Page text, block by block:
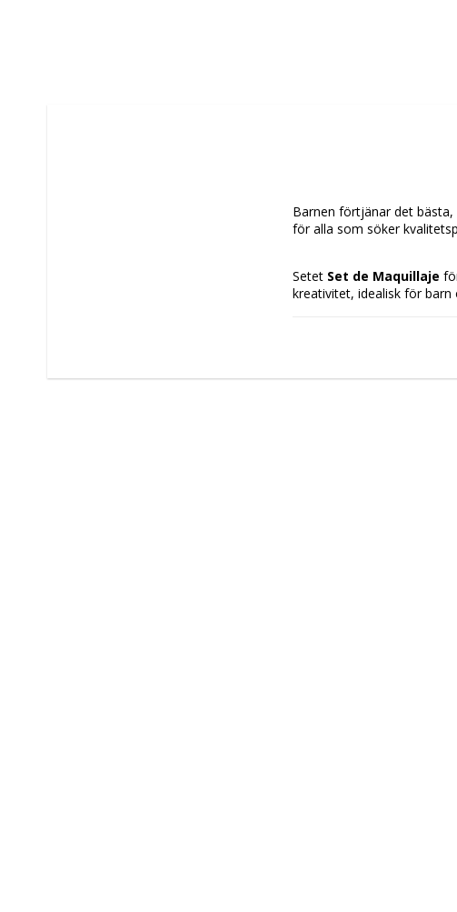
Barnen förtjänar det
för alla som söker
Setet Set de Maquillaje
kreativitet, idealisk för barn
temasminkningar, som
funktion och säkerhet för